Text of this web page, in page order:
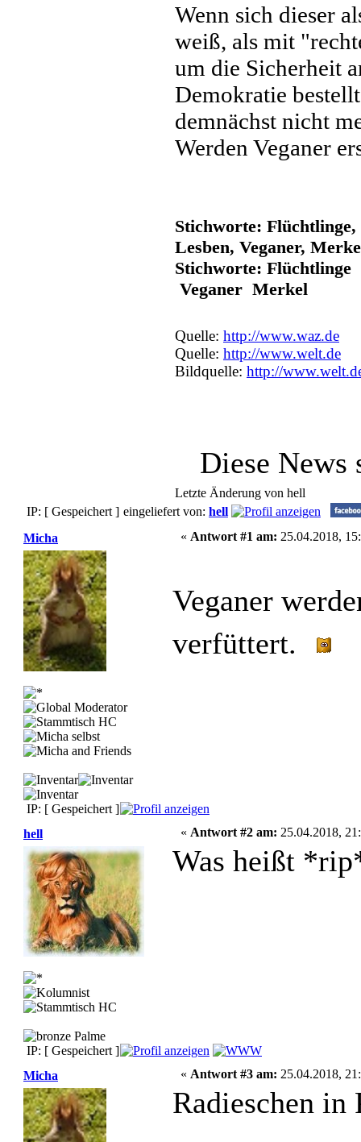
Wenn sich dieser
weiß, als mit
um die Sicherheit
Demokratie
demnächst nicht
Werden Veganer
Stichworte: Flüchtlinge,
Lesben, Veganer,
Stichworte:
Veganer Merkel
Quelle: http://www.waz.de
Quelle: http://www.welt.de
Bildquelle: http://
Diese News
Letzte Änderung von hell
IP: [ Gespeichert ] eingeliefert von: hell
Micha
« Antwort #1 am: 25.04.2018,
Veganer
verfüttert.
IP: [ Gespeichert ]
hell
« Antwort #2 am: 25.04.2018,
Was heißt
IP: [ Gespeichert ]
Micha
« Antwort #3 am: 25.04.2018,
Radieschen in